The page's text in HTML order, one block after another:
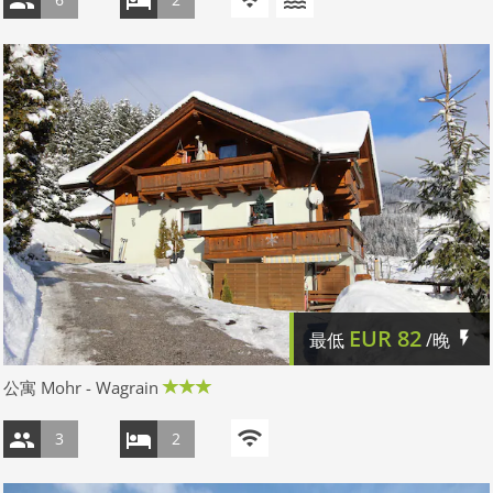
最低 EUR 82/晚
公寓 Mohr - Wagrain
3 2